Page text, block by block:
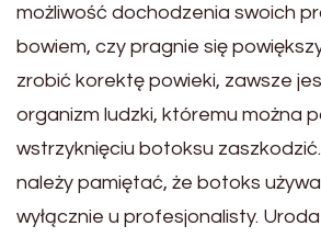
możliwość dochodzenia swoich
bowiem, czy pragnie się
zrobić korektę powieki, zawsze
organizm ludzki, któremu można
wstrzyknięciu botoksu
należy pamiętać, że botoks
wyłącznie u profesjonalisty.